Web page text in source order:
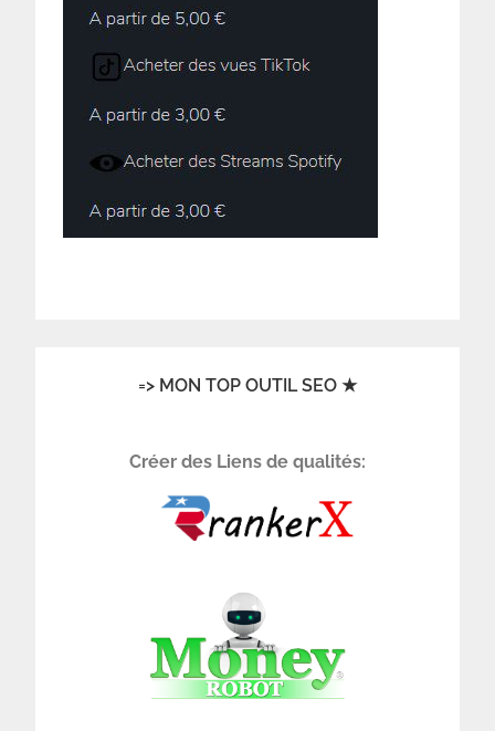
=> MON TOP OUTIL SEO ★
Créer des Liens de qualités: